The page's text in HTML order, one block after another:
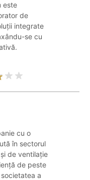
este
de
integrate
se cu
cu o
în sectorul
de ventilație
de peste
a